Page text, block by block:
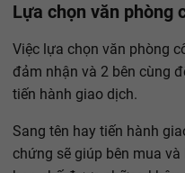
Lựa chọn văn phòng
Việc lựa chọn văn phòng
đảm nhận và 2 bên cùng
tiến hành giao dịch.
Sang tên hay tiến hành
chứng sẽ giúp bên mua